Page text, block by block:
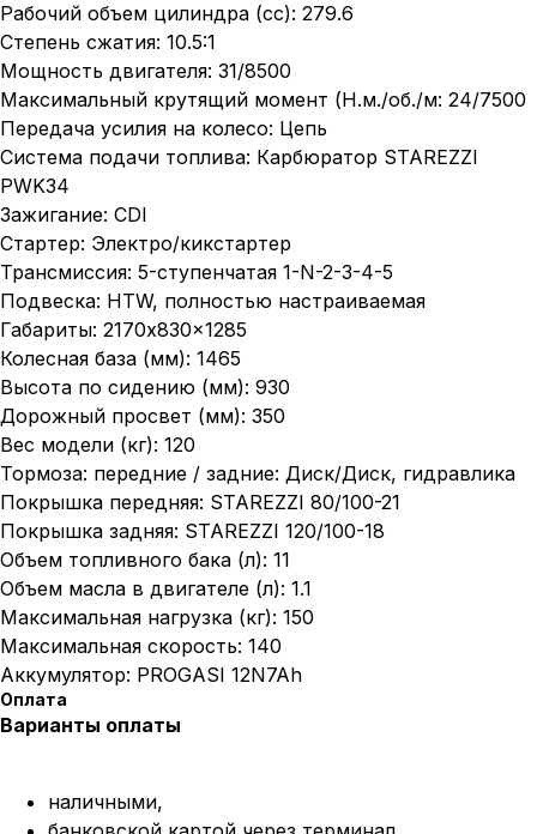
Рабочий объем цилиндра (cc): 279.6
Степень сжатия: 10.5:1
Мощность двигателя: 31/8500
Максимальный крутящий момент (Н.м./об./м: 24/7500
Передача усилия на колесо: Цепь
Система подачи топлива: Карбюратор STAREZZI
PWK34
Зажигание: CDI
Стартер: Электро/кикстартер
Трансмиссия: 5-ступенчатая 1-N-2-3-4-5
Подвеска: HTW, полностью настраиваемая
Габариты: 2170x830x1285
Колесная база (мм): 1465
Высота по сидению (мм): 930
Дорожный просвет (мм): 350
Вес модели (кг): 120
Тормоза: передние / задние: Диск/Диск, гидравлика
Покрышка передняя: STAREZZI 80/100-21
Покрышка задняя: STAREZZI 120/100-18
Объем топливного бака (л): 11
Объем масла в двигателе (л): 1.1
Максимальная нагрузка (кг): 150
Максимальная скорость: 140
Аккумулятор: PROGASI 12N7Ah
Оплата
Варианты оплаты
наличными,